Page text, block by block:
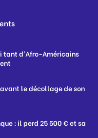
tant d’Afro-Américains
le décollage de son
: il perd 25 500 € et sa